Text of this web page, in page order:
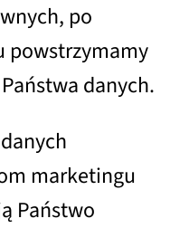
po
powstrzymamy
danych.
marketingu
Państwo